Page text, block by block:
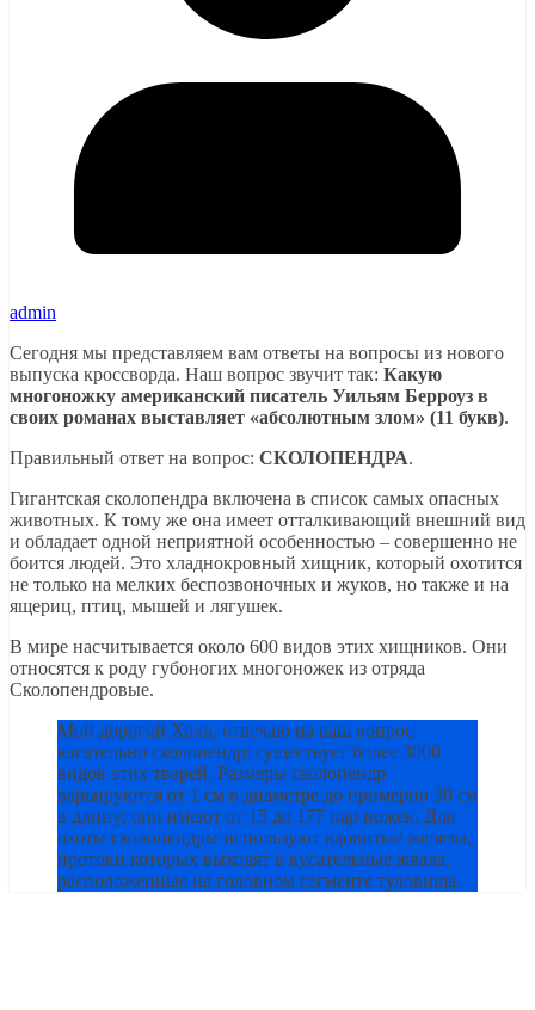
admin
Сегодня мы представляем вам ответы на вопросы из нового
выпуска кроссворда. Наш вопрос звучит так: Какую
многоножку американский писатель Уильям Берроуз в
своих романах выставляет «абсолютным злом» (11 букв).
Правильный ответ на вопрос: СКОЛОПЕНДРА.
Гигантская сколопендра включена в список самых опасных
животных. К тому же она имеет отталкивающий внешний вид
и обладает одной неприятной особенностью – совершенно не
боится людей. Это хладнокровный хищник, который охотится
не только на мелких беспозвоночных и жуков, но также и на
ящериц, птиц, мышей и лягушек.
В мире насчитывается около 600 видов этих хищников. Они
относятся к роду губоногих многоножек из отряда
Сколопендровые.
Мой дорогой Холл, отвечаю на ваш вопрос
касательно сколопендр: существует более 3000
видов этих тварей. Размеры сколопендр
варьируются от 1 см в диаметре до примерно 30 см
в длину; они имеют от 15 до 177 пар ножек. Для
охоты сколопендры используют ядовитые железы,
протоки которых выходят в кусательные жвала,
расположенные на головном сегменте туловища.